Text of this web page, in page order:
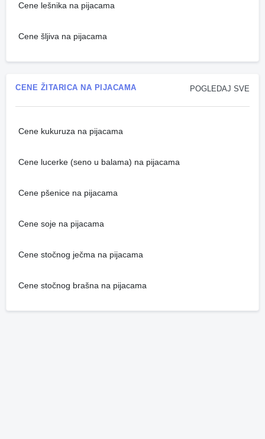
Cene lešnika na pijacama
Cene šljiva na pijacama
POGLEDAJ SVE
CENE ŽITARICA NA PIJACAMA
Cene kukuruza na pijacama
Cene lucerke (seno u balama) na pijacama
Cene pšenice na pijacama
Cene soje na pijacama
Cene stočnog ječma na pijacama
Cene stočnog brašna na pijacama